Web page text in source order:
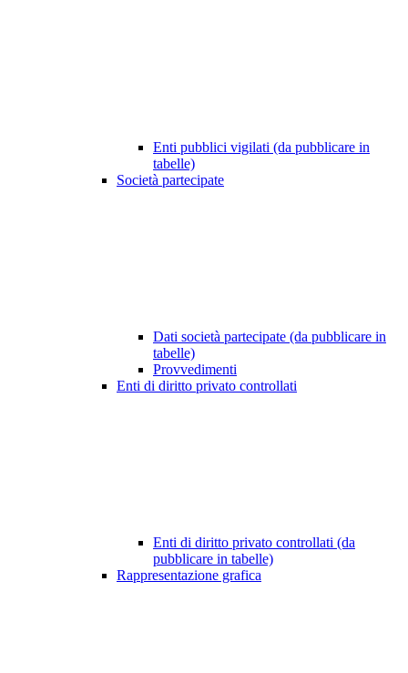
Enti pubblici vigilati (da pubblicare in
tabelle)
Società partecipate
Dati società partecipate (da pubblicare in
tabelle)
Provvedimenti
Enti di diritto privato controllati
Enti di diritto privato controllati (da
pubblicare in tabelle)
Rappresentazione grafica